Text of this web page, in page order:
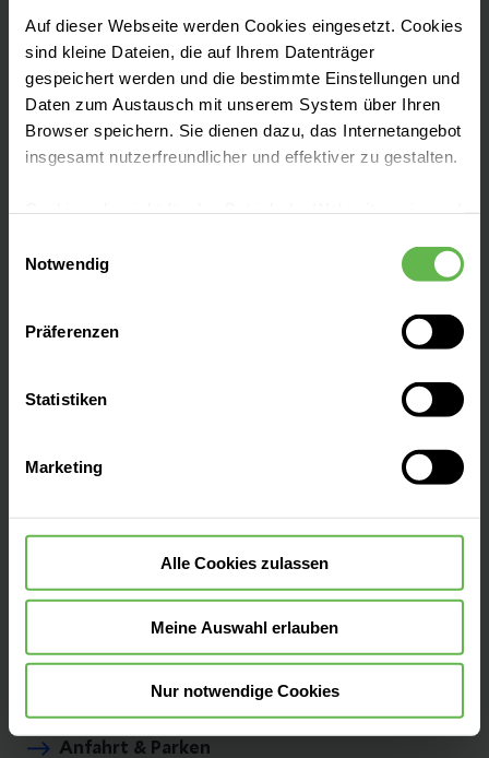
Auf dieser Webseite werden Cookies eingesetzt. Cookies
sind kleine Dateien, die auf Ihrem Datenträger
gespeichert werden und die bestimmte Einstellungen und
Daten zum Austausch mit unserem System über Ihren
Browser speichern. Sie dienen dazu, das Internetangebot
insgesamt nutzerfreundlicher und effektiver zu gestalten.
eingesetzt werden.
Es steht Ihnen frei, unsere Seite mit nur den notwendigen
Cookies zu benutzen, eine individuelle Auswahl
oder durch Auswahl von „Alle Cookies akzeptieren“ in die
widerrufen.
Notwendig
Präferenzen
Statistiken
Marketing
Alle Cookies zulassen
Meine Auswahl erlauben
Nur notwendige Cookies
Kontakt
Martin-Luther-Straße 49
49525 Lengerich
Fax: 05481 801-685
E-Mail senden
Wir stehen für Medizin auf hohem Niveau in
Helios Klinik Lengerich erfüllt die ambulante
und stationäre Versorgung im Tecklenburger
Land und darüber hinaus.
Anfahrt & Parken